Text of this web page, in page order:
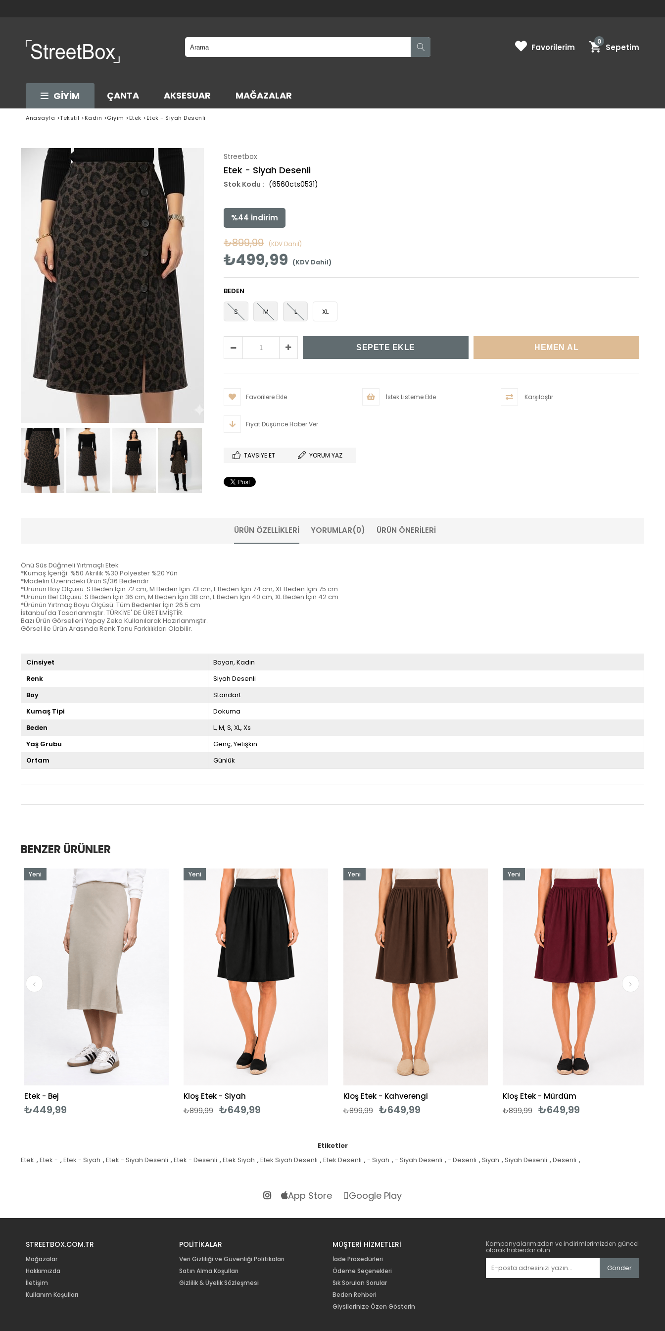
Sepetim
0
GİYİM ÇANTA AKSESUAR MAĞAZALAR
Favorilerim
Anasayfa >Tekstil >Kadın >Giyim >Etek >Etek - Siyah Desenli
Streetbox
Etek - Siyah Desenli
(6560cts0531)
%44 İndirim
₺899,99 (KDV Dahil)
₺499,99 (KDV Dahil)
BEDEN
S M L XL
Favorilere Ekle İstek Listeme Ekle Karşılaştır
Fiyat Düşünce Haber Ver
TAVSIYE ET YORUM YAZ
ÜRÜN ÖZELLIKLERI YORUMLAR(0) ÜRÜN ÖNERILERI
Önü Süs Düğmeli Yırtmaçlı Etek
*Kumaş İçeriği: %50 Akrilik %30 Polyester %20 Yün
*Modelin Üzerindeki Ürün S/36 Bedendir
*Ürünün Boy Ölçüsü: S Beden İçin 72 cm, M Beden İçin 73 cm, L Beden İçin 74 cm, XL Beden İçin 75 cm
*Ürünün Bel Ölçüsü: S Beden İçin 36 cm, M Beden İçin 38 cm, L Beden İçin 40 cm, XL Beden İçin 42 cm
*Ürünün Yırtmaç Boyu Ölçüsü: Tüm Bedenler İçin 26.5 cm
İstanbul'da Tasarlanmıştır. TÜRKİYE' DE ÜRETİLMİŞTİR.
Bazı Ürün Görselleri Yapay Zeka Kullanılarak Hazırlanmıştır.
Görsel ile Ürün Arasında Renk Tonu Farklılıkları Olabilir.
Cinsiyet Bayan Kadın
Renk
Siyah Desenli
Boy
Standart
Kumaş Tipi
Dokuma
Beden
L M S XL Xs
Yaş Grubu
Genç Yetişkin
Ortam
Günlük
BENZER ÜRÜNLER
Etek - Bej
₺449,99
Yeni
Kloş Etek - Siyah
₺649,99
₺899,99
Yeni
Kloş Etek - Kahverengi
₺649,99
₺899,99
Yeni
Kloş Etek - Mürdüm
₺649,99
₺899,99
Yeni
Etiketler
Etek , Etek - , Etek - Siyah , Etek - Siyah Desenli , Etek - Desenli , Etek Siyah , Etek Siyah Desenli , Etek Desenli , - Siyah , - Siyah Desenli , - Desenli , Siyah , Siyah Desenli , Desenli ,
App Store Google Play
STREETBOX.COM.TR
Mağazalar
Hakkımızda
İletişim
Kullanım Koşulları
POLİTİKALAR
Veri Gizliliği ve Güvenliği Politikaları
Satın Alma Koşulları
Gizlilik & Üyelik Sözleşmesi
MÜŞTERİ HİZMETLERİ
İade Prosedürleri
Ödeme Seçenekleri
Sık Sorulan Sorular
Beden Rehberi
Giysilerinize Özen Gösterin
Kampanyalarımızdan ve indirimlerimizden güncel
olarak haberdar olun.
Gönder